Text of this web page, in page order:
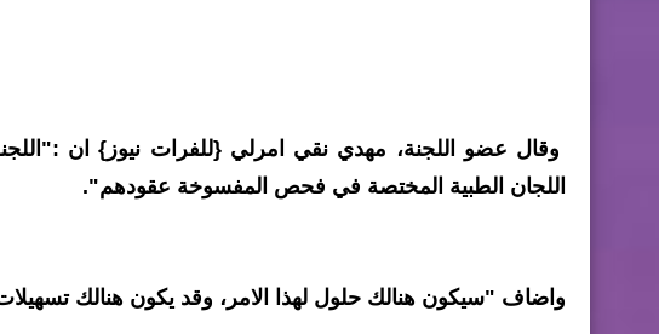
وقال عضو اللجنة، مهدي نقي امرلي {للفرات نيوز} ان
اللجان الطبية المختصة في فحص المفسوخة عقودهم".
واضاف "سيكون هنالك حلول لهذا الامر، وقد يكون هنالك